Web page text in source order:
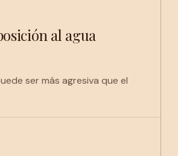
al agua
ser más agresiva que el